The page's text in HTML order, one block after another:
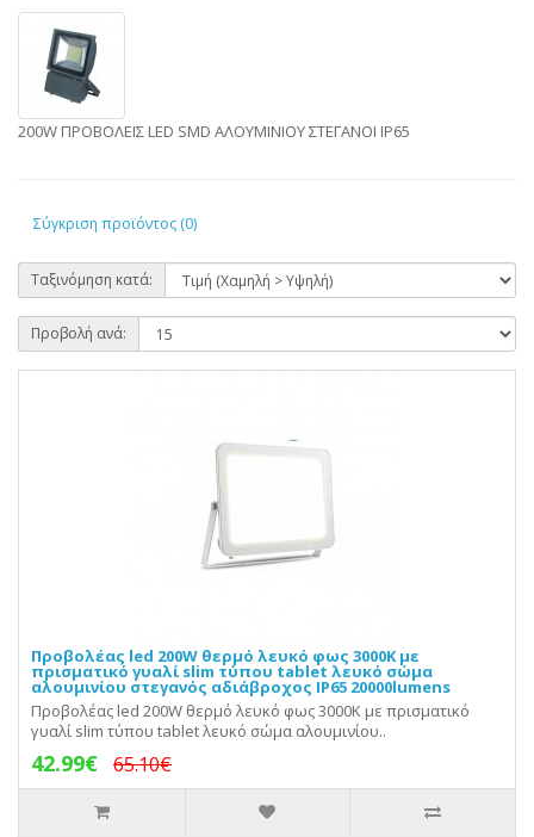
200W ΠΡΟΒΟΛΕΙΣ LED SMD ΑΛΟΥΜΙΝΙΟΥ ΣΤEΓΑΝΟΙ IP65
Σύγκριση προϊόντος (0)
Ταξινόμηση κατά:
Προβολή ανά:
Προβολέας led 200W θερμό λευκό φως 3000Κ με
πρισματικό γυαλί slim τύπου tablet λευκό σώμα
αλουμινίου στεγανός αδιάβροχος IP65 20000lumens
Προβολέας led 200W θερμό λευκό φως 3000Κ με πρισματικό
γυαλί slim τύπου tablet λευκό σώμα αλουμινίου..
42.99€ 65.10€